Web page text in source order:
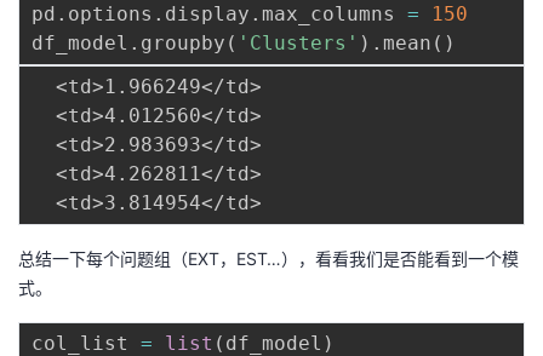
pd . options . display . max_columns =
150
df_model . groupby ( 'Clusters' ) . mean ( )
  <td>1.966249</td>
  <td>4.012560</td>
  <td>2.983693</td>
  <td>4.262811</td>
总结一下每个问题组（EXT，EST…），看看我们是否能看到一个模
式。
col_list = list ( df_model )